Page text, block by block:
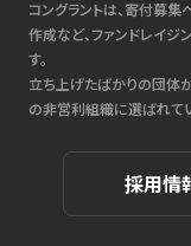
コングラントは、寄付募
作成など、ファンドレイ
す。
立ち上げたばかりの団体
の非営利組織に選ばれて
採用情